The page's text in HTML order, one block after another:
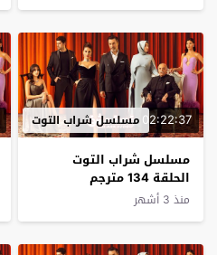
02:22:37مسلسل شراب التوت
مسلسل شراب التوت
الحلقة 134 مترجم
منذ 3 أشهر